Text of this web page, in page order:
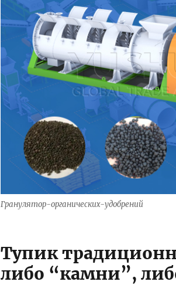
Гранулятор-органических-удобрений
Тупик
либо “камни”,